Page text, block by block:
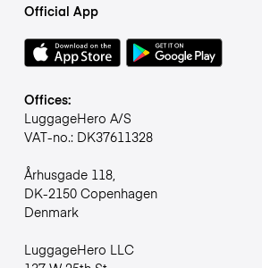
Official App
Offices:
LuggageHero A/S
VAT-no.: DK37611328
Århusgade 118,
DK-2150 Copenhagen
Denmark
LuggageHero LLC